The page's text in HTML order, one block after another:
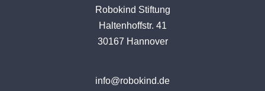
Robokind Stiftung
Haltenhoffstr. 41
30167 Hannover
info@robokind.de